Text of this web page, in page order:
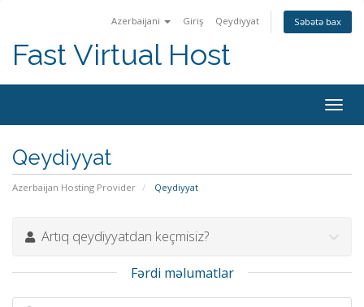
Azerbaijani Giriş Qeydiyyat Səbətə bax
Fast Virtual Host
keçid
Qeydiyyat
Azerbaijan Hosting Provider Qeydiyyat
Artıq qeydiyyatdan keçmisiz?
Fərdi məlumatlar